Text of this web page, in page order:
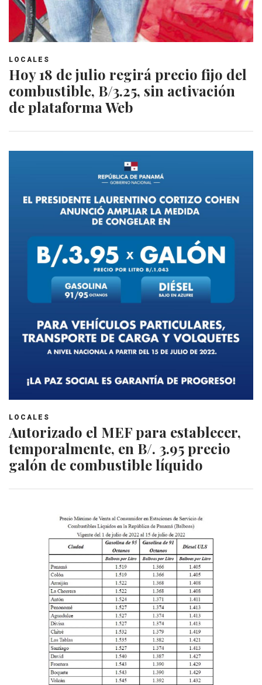
LOCALES
Hoy 18 de julio regirá precio fijo del
combustible, B/3.25, sin activación
de plataforma Web
LOCALES
Autorizado el MEF para establecer,
temporalmente, en B/. 3.95 precio
galón de combustible líquido